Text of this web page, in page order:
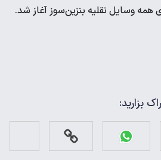
بزارید: